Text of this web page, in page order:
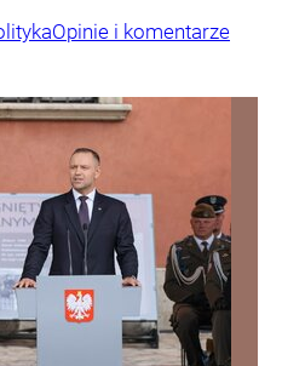
Opinie i komentarze